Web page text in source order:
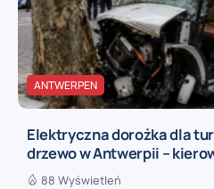
ANTWERPEN
Elektryczna dorożka dla
drzewo w Antwerpii –
88 Wyświetleń